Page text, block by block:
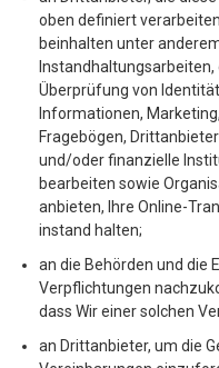
oben definiert
beinhalten unter
Instandhaltungsarbeiten,
Überprüfung von
Informationen,
Fragebögen,
und/oder finanzielle
bearbeiten sowie
anbieten, Ihre Online-
instand halten;
an die Behörden und die
Verpflichtungen
dass Wir einer solchen
an Drittanbieter, um die